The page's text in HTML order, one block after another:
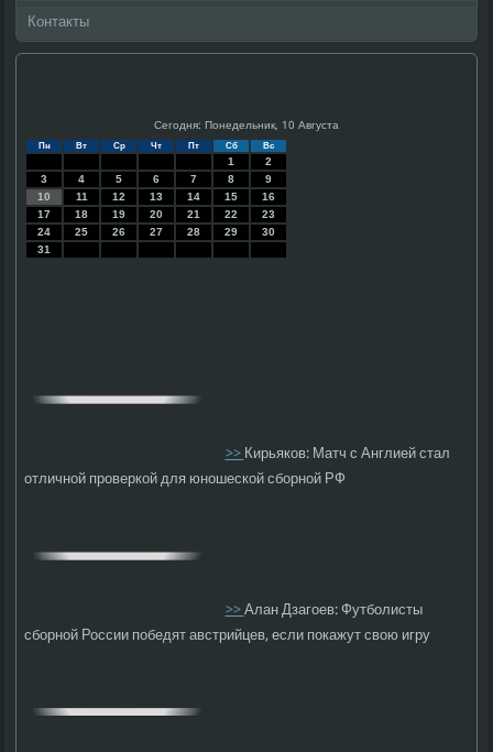
Контакты
Сегодня: Понедельник, 10 Августа
Пн Вт Ср Чт Пт Сб Вс
1
2
3
4 5 6 7 8
9
10
11 12 13 14 15
16
17
18 19 20 21 22
23
24
25 26 27 28 29
30
31
>>Кирьяков: Матч с Англией стал
отличной проверкой для юношеской сборной РФ
>>Алан Дзагоев: Футболисты
сборной России победят австрийцев, если покажут свою игру